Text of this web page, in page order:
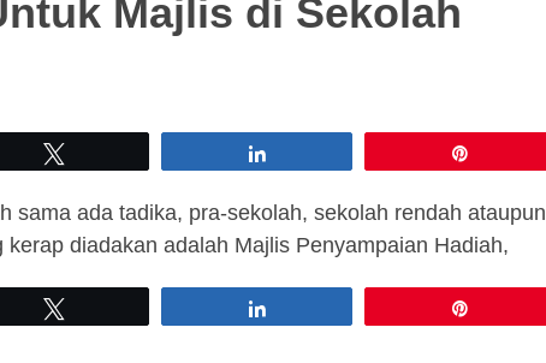
Majlis di Sekolah
sama ada tadika, pra-sekolah, sekolah rendah ataupun
diadakan adalah Majlis Penyampaian Hadiah,